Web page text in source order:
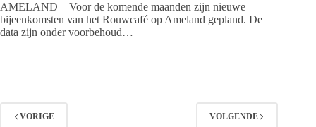
AMELAND – Voor de komende maanden zijn nieuwe
bijeenkomsten van het Rouwcafé op Ameland gepland. De
data zijn onder voorbehoud…
VORIGE VOLGENDE